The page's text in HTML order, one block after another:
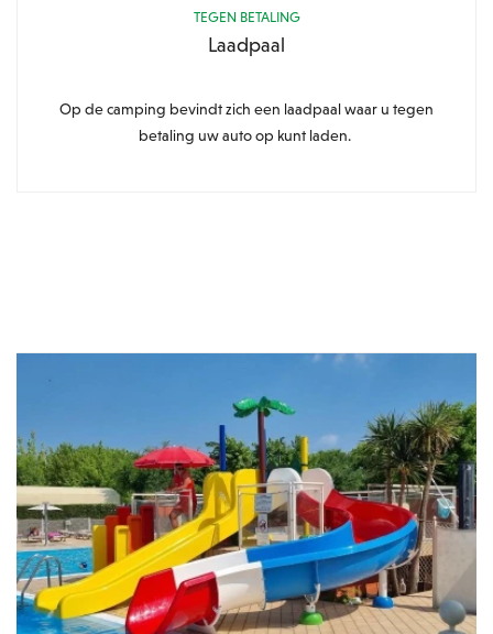
TEGEN BETALING
Laadpaal
Op de camping bevindt zich een laadpaal waar u tegen
betaling uw auto op kunt laden.